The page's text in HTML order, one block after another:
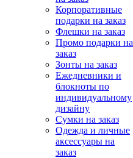
Корпоративные
подарки на заказ
Флешки на заказ
Промо подарки на
заказ
Зонты на заказ
Ежедневники и
блокноты по
индивидуальному
дизайну
Сумки на заказ
Одежда и личные
аксессуары на
заказ